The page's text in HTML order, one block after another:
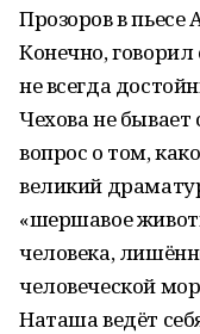
Прозоров в пьесе
Конечно,
не всегда
Чехова не
вопрос о том,
великий
«шершавое
человека,
человеческой
Наташа ведёт